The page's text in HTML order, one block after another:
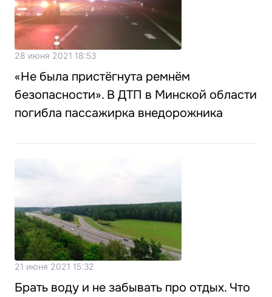
28 июня 2021 18:53
«Не была пристёгнута ремнём
безопасности». В ДТП в Минской области
погибла пассажирка внедорожника
21 июня 2021 15:32
Брать воду и не забывать про отдых. Что